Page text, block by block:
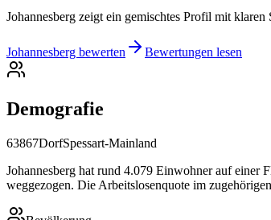
Johannesberg zeigt ein gemischtes Profil mit
Johannesberg bewerten Bewertungen lesen
Demografie
63867DorfSpessart-Mainland
Johannesberg hat rund 4.079 Einwohner auf einer
weggezogen. Die Arbeitslosenquote im